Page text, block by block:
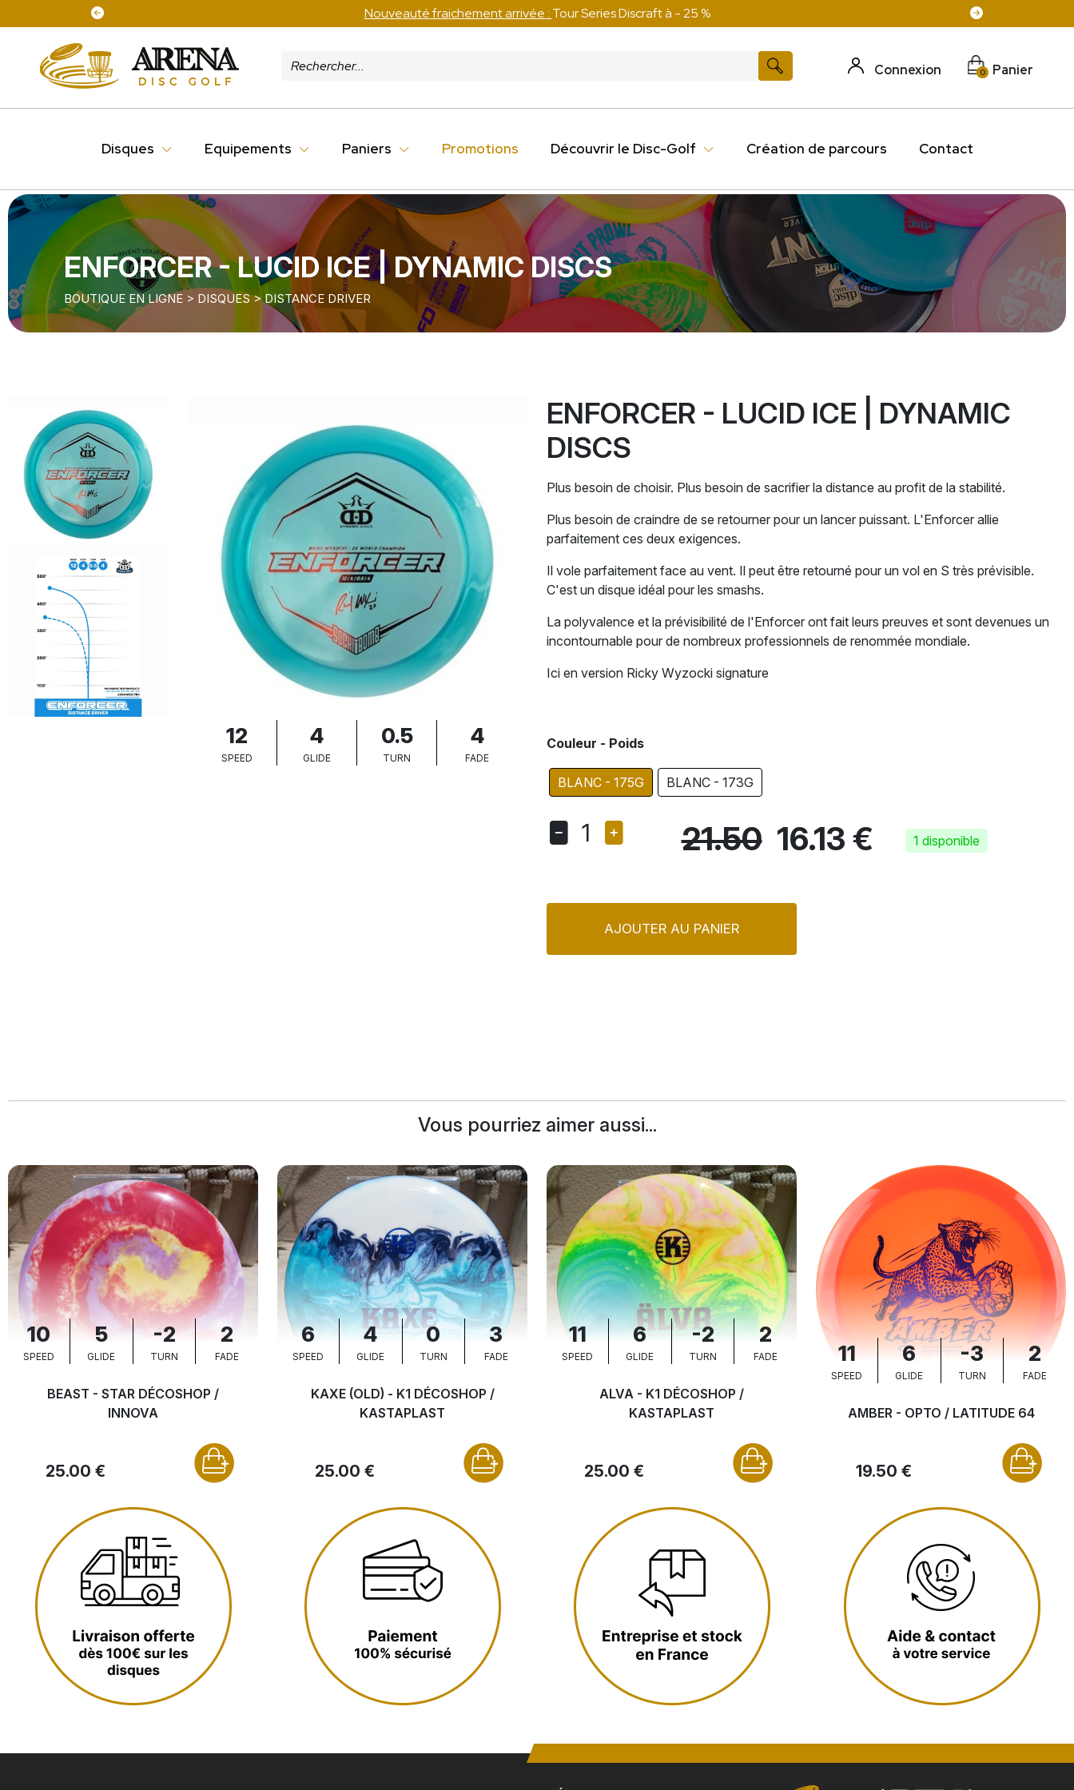
Nouveauté fraichement arrivée : Tour Series Discraft à - 25 %
Connexion 0 Panier
Disques Equipements Paniers Promotions Découvrir le Disc-Golf Création de parcours Contact
ENFORCER - LUCID ICE | DYNAMIC DISCS
BOUTIQUE EN LIGNE > DISQUES>DISTANCE DRIVER
12
SPEED
4
GLIDE
0.5
TURN
4
FADE
ENFORCER - LUCID ICE | DYNAMIC
DISCS
Plus besoin de choisir. Plus besoin de sacrifier la distance au profit de la stabilité.
Plus besoin de craindre de se retourner pour un lancer puissant. L'Enforcer allie
parfaitement ces deux exigences.
Il vole parfaitement face au vent. Il peut être retourné pour un vol en S très prévisible.
C'est un disque idéal pour les smashs.
La polyvalence et la prévisibilité de l'Enforcer ont fait leurs preuves et sont devenues un
incontournable pour de nombreux professionnels de renommée mondiale.
Ici en version Ricky Wyzocki signature
Couleur - Poids
BLANC - 175G BLANC - 173G
1 21.5016.13 € 1 disponible
AJOUTER AU PANIER
Vous pourriez aimer aussi...
10
SPEED
5
GLIDE
-2
TURN
2
FADE
BEAST - STAR DÉCOSHOP /
INNOVA
25.00 €
6
SPEED
4
GLIDE
0
TURN
3
FADE
KAXE (OLD) - K1 DÉCOSHOP /
KASTAPLAST
25.00 €
11
SPEED
6
GLIDE
-2
TURN
2
FADE
ALVA - K1 DÉCOSHOP /
KASTAPLAST
25.00 €
11
SPEED
6
GLIDE
-3
TURN
2
FADE
AMBER - OPTO / LATITUDE 64
19.50 €